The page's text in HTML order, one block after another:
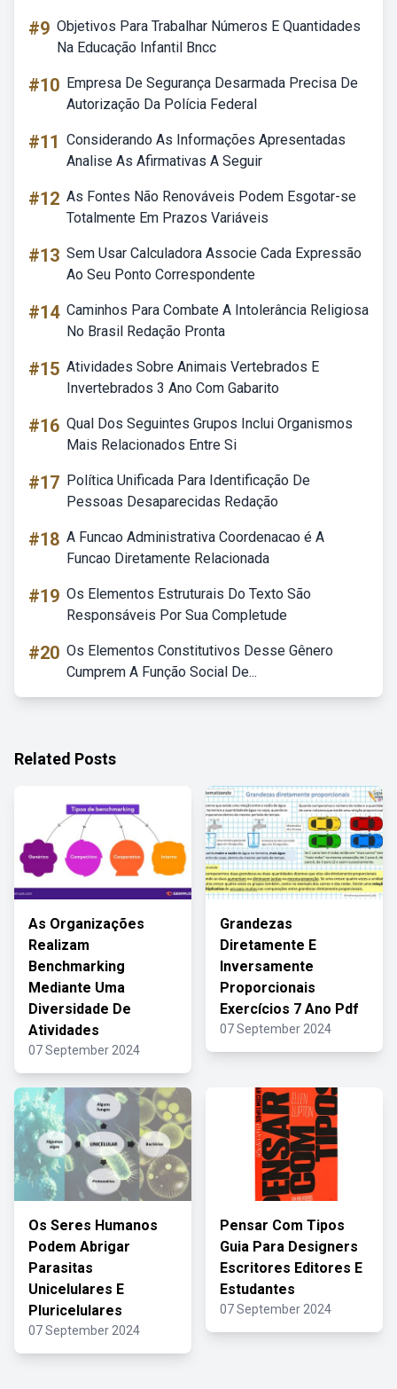
#9 Objetivos Para Trabalhar Números E Quantidades
Na Educação Infantil Bncc
#10 Empresa De Segurança Desarmada Precisa De
Autorização Da Polícia Federal
#11 Considerando As Informações Apresentadas
Analise As Afirmativas A Seguir
#12 As Fontes Não Renováveis Podem Esgotar-se
Totalmente Em Prazos Variáveis
#13 Sem Usar Calculadora Associe Cada Expressão
Ao Seu Ponto Correspondente
#14 Caminhos Para Combate A Intolerância Religiosa
No Brasil Redação Pronta
#15 Atividades Sobre Animais Vertebrados E
Invertebrados 3 Ano Com Gabarito
#16 Qual Dos Seguintes Grupos Inclui Organismos
Mais Relacionados Entre Si
#17 Política Unificada Para Identificação De
Pessoas Desaparecidas Redação
#18 A Funcao Administrativa Coordenacao é A
Funcao Diretamente Relacionada
#19 Os Elementos Estruturais Do Texto São
Responsáveis Por Sua Completude
#20 Os Elementos Constitutivos Desse Gênero
Cumprem A Função Social De...
Related Posts
As Organizações
Realizam
Benchmarking
Mediante Uma
Diversidade De
Atividades
07 September 2024
Grandezas
Diretamente E
Inversamente
Proporcionais
Exercícios 7 Ano Pdf
07 September 2024
Os Seres Humanos
Podem Abrigar
Parasitas
Unicelulares E
Pluricelulares
07 September 2024
Pensar Com Tipos
Guia Para Designers
Escritores Editores E
Estudantes
07 September 2024